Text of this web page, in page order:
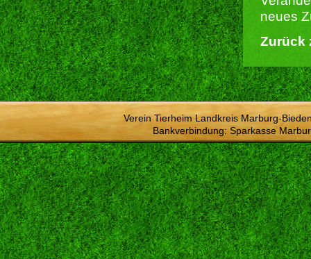
neues
Zurück
Verein Tierheim Landkreis Marburg-
Bankverbindung: Sparkasse